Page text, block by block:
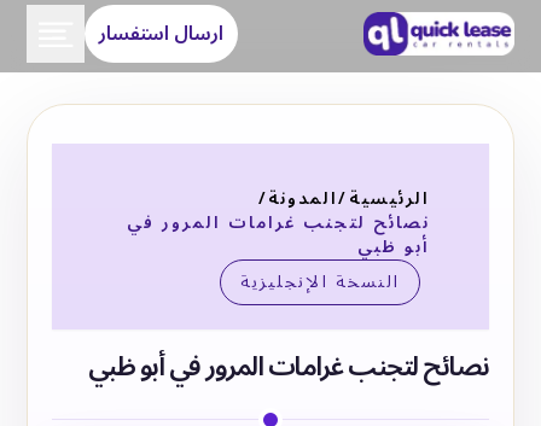
ارسال استفسار
الرئيسية/المدونة/
نصائح لتجنب غرامات المرور في
أبو ظبي
النسخة الإنجليزية
نصائح لتجنب غرامات المرور في أبو ظبي